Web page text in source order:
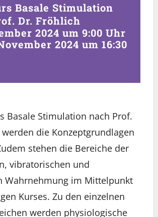
Basale Stimulation
Dr. Fröhlich
2024 um 9:00 Uhr
2024 um 16:30
Basale Stimulation nach Prof.
die Konzeptgrundlagen
stehen die Bereiche der
vibratorischen und
Wahrnehmung im Mittelpunkt
Kurses. Zu den einzelnen
werden physiologische